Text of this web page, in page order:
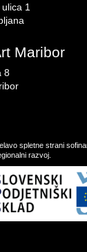
1
Maribor
8
spletne strani
razvoj.